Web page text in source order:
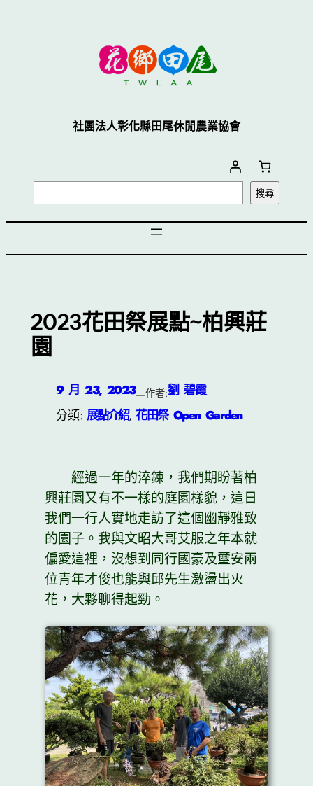
社團法人彰化縣田尾休閒農業協會
搜尋
2023花田祭展點~柏興莊
園
9 月 23, 2023—作者:劉 碧霞
分類: 展點介紹, 花田祭 Open Garden
經過一年的淬鍊，我們期盼著柏
興莊園又有不一樣的庭園樣貌，這日
我們一行人實地走訪了這個幽靜雅致
的園子。我與文昭大哥艾服之年本就
偏愛這裡，沒想到同行國豪及璽安兩
位青年才俊也能與邱先生激盪出火
花，大夥聊得起勁。